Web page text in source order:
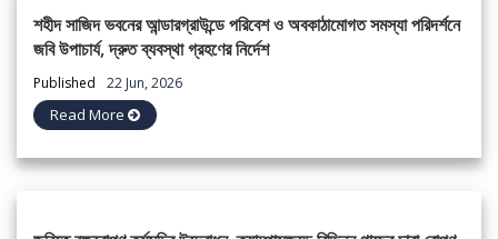
শহীদ সাজিদ ভবনের আন্ডারগ্রাউন্ডে পরিবেশ ও অবকাঠামোগত সমস্যা পরিদর্শনে
জবি উপাচার্য, দ্রুত ব্যবস্থা গ্রহণের নির্দেশ
Published 22 Jun, 2026
Read More